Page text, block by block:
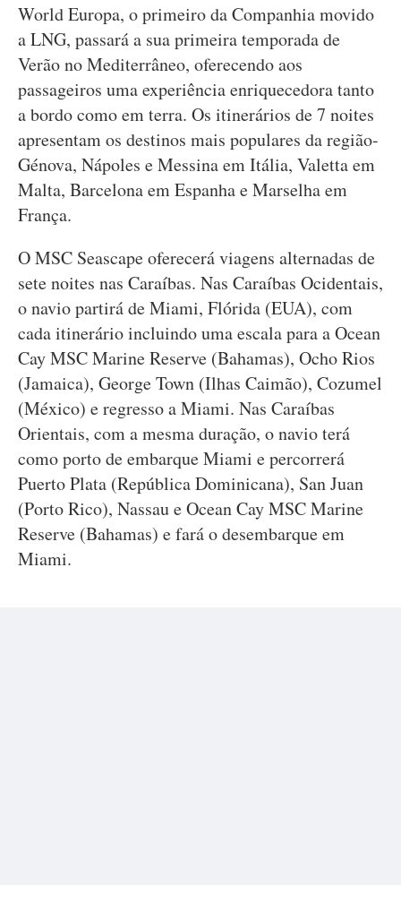
World Europa, o primeiro da Companhia movido
a LNG, passará a sua primeira temporada de
Verão no Mediterrâneo, oferecendo aos
passageiros uma experiência enriquecedora tanto
a bordo como em terra. Os itinerários de 7 noites
apresentam os destinos mais populares da região-
Génova, Nápoles e Messina em Itália, Valetta em
Malta, Barcelona em Espanha e Marselha em
França.
O MSC Seascape oferecerá viagens alternadas de
sete noites nas Caraíbas. Nas Caraíbas Ocidentais,
o navio partirá de Miami, Flórida (EUA), com
cada itinerário incluindo uma escala para a Ocean
Cay MSC Marine Reserve (Bahamas), Ocho Rios
(Jamaica), George Town (Ilhas Caimão), Cozumel
(México) e regresso a Miami. Nas Caraíbas
Orientais, com a mesma duração, o navio terá
como porto de embarque Miami e percorrerá
Puerto Plata (República Dominicana), San Juan
(Porto Rico), Nassau e Ocean Cay MSC Marine
Reserve (Bahamas) e fará o desembarque em
Miami.